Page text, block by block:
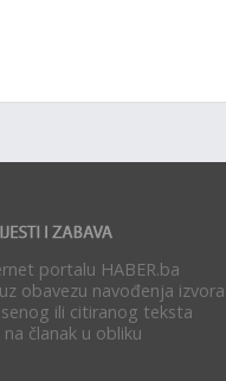
portalu HABER.ba
obavezu navođenja izvora.
ili citiranog teksta
članak u obliku